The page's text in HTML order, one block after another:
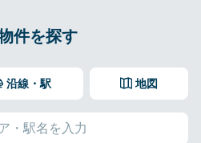
件を探す
地図
沿線・駅